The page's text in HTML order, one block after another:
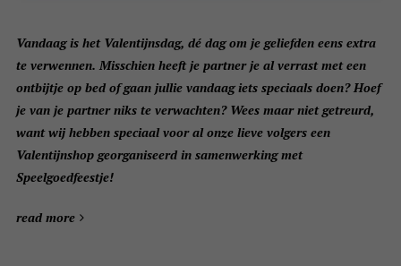
Vandaag is het Valentijnsdag, dé dag om je geliefden eens extra
te verwennen. Misschien heeft je partner je al verrast met een
ontbijtje op bed of gaan jullie vandaag iets speciaals doen? Hoef
je van je partner niks te verwachten? Wees maar niet getreurd,
want wij hebben speciaal voor al onze lieve volgers een
Valentijnshop georganiseerd in samenwerking met
Speelgoedfeestje!
read more